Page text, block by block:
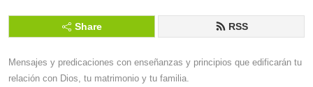
Share RSS
Mensajes y predicaciones con enseñanzas y principios que edificarán tu
relación con Dios, tu matrimonio y tu familia.